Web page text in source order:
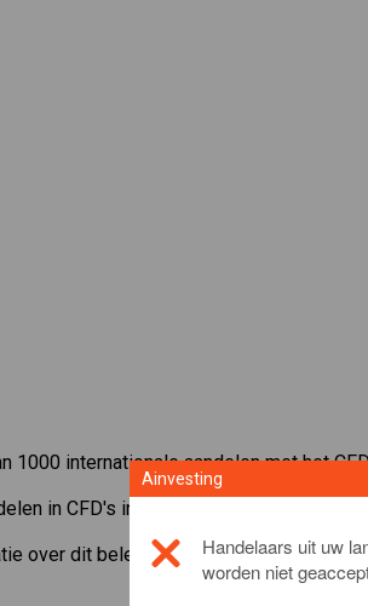
1000 internationale aandelen met het
in CFD's in
.
over dit beleggingsproduct, gelieve
Ainvesting
Handelaars uit uw
worden niet